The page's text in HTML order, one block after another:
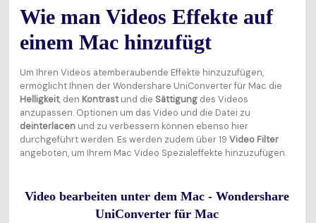
Wie man Videos Effekte auf
einem Mac hinzufügt
Um Ihren Videos atemberaubende Effekte hinzuzufügen,
ermöglicht Ihnen der Wondershare UniConverter für Mac die
Helligkeit, den Kontrastund die Sättigungdes Videos
anzupassen. Optionen um das Video und die Datei zu
deinterlacenund zu verbessern können ebenso hier
durchgeführt werden. Es werden zudem über 19 Video Filter
angeboten, um Ihrem Mac Video Spezialeffekte hinzuzufügen.
Video bearbeiten unter dem Mac - Wondershare
UniConverter für Mac